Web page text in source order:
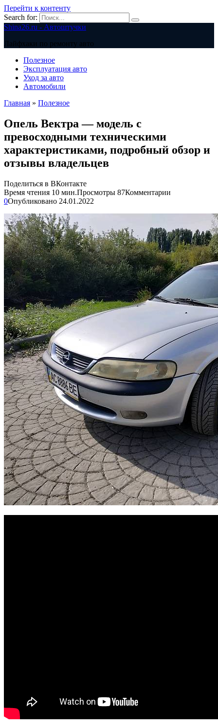
Перейти к контенту
Search for:
Shina26.ru - Автоштучки
Лайфхаки по ремонту авто
Полезное
Эксплуатация авто
Уход за авто
Автомобили
Главная » Полезное
Опель Вектра — модель с
превосходными техническими
характеристиками, подробный обзор и
отзывы владельцев
Поделиться в ВКонтакте
Время чтения 10 мин.Просмотры 87Комментарии
0Опубликовано 24.01.2022